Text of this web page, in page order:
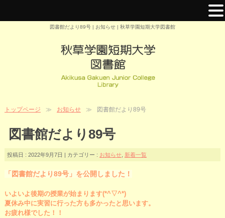
図書館だより89号 | お知らせ | 秋草学園短期大学図書館
トップページ お知らせ 図書館だより89号
図書館だより89号
投稿日 : 2022年9月7日 | カテゴリー : お知らせ, 新着一覧
「図書館だより89号」を公開しました！
いよいよ後期の授業が始まります(*^▽^*)
夏休み中に実習に行った方も多かったと思います。
お疲れ様でした！！